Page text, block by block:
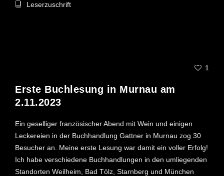
Leserzuschrift
1
Erste Buchlesung in Murnau am
2.11.2023
Ein geselliger französischer Abend mit Wein und einigen
Leckereien in der Buchhandlung Gattner in Murnau zog 30
Besucher an. Meine erste Lesung war damit ein voller Erfolg!
Ich habe verschiedene Buchhandlungen in den umliegenden
Standorten Weilheim, Bad Tölz, Starnberg und München